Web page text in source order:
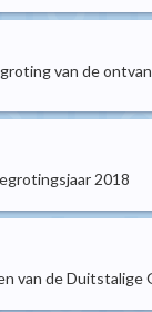
van de
2018
van de